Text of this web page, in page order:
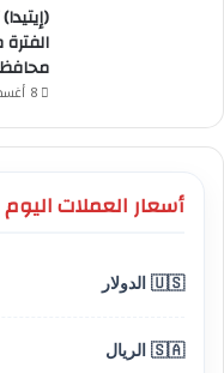
8 أغسطس، 2026
أسعار العملات اليوم
🇺🇸 الدولار
🇸🇦 الريال